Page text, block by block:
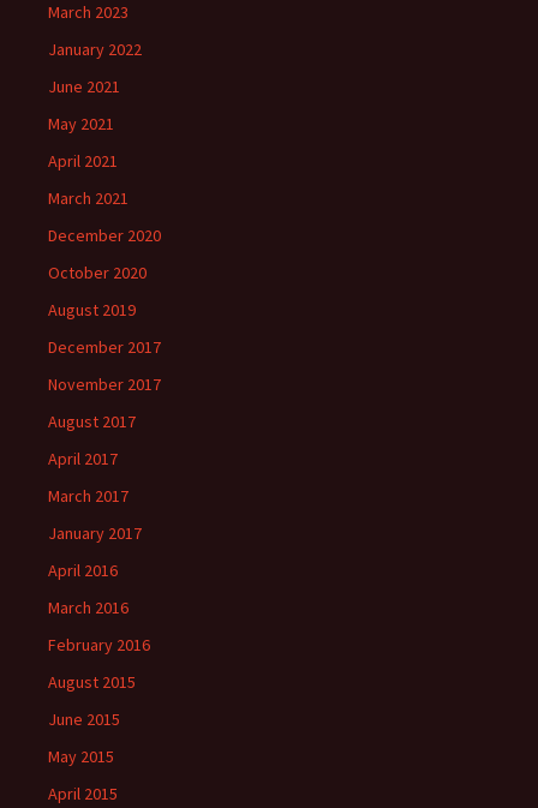
March 2023
January 2022
June 2021
May 2021
April 2021
March 2021
December 2020
October 2020
August 2019
December 2017
November 2017
August 2017
April 2017
March 2017
January 2017
April 2016
March 2016
February 2016
August 2015
June 2015
May 2015
April 2015